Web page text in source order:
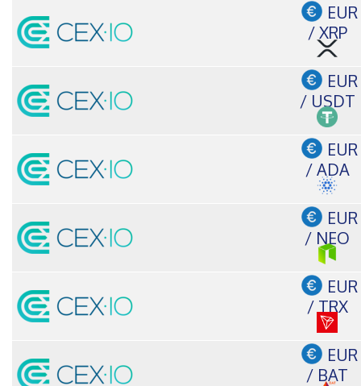
EUR
/ XRP
EUR
/ USDT
EUR
/ ADA
EUR
/ NEO
EUR
/ TRX
EUR
/ BAT